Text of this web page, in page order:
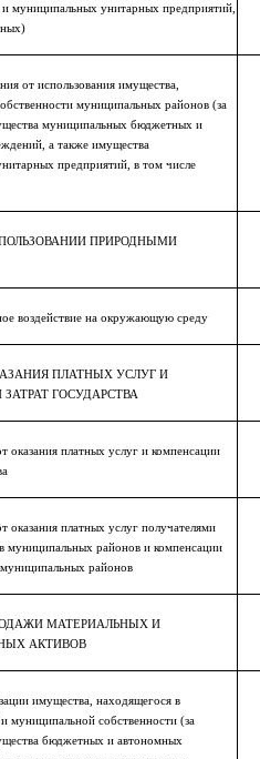
и муниципальных унитарных предприятий,
от использования имущества,
муниципальных районов (за
муниципальных бюджетных и
а также имущества
предприятий, в том числе
ПРИРОДНЫМИ
воздействие на окружающую среду
ПЛАТНЫХ УСЛУГ И
ГОСУДАРСТВА
оказания платных услуг и компенсации
оказания платных услуг получателями
муниципальных районов и компенсации
районов
МАТЕРИАЛЬНЫХ И
АКТИВОВ
имущества, находящегося в
муниципальной собственности (за
бюджетных и автономных